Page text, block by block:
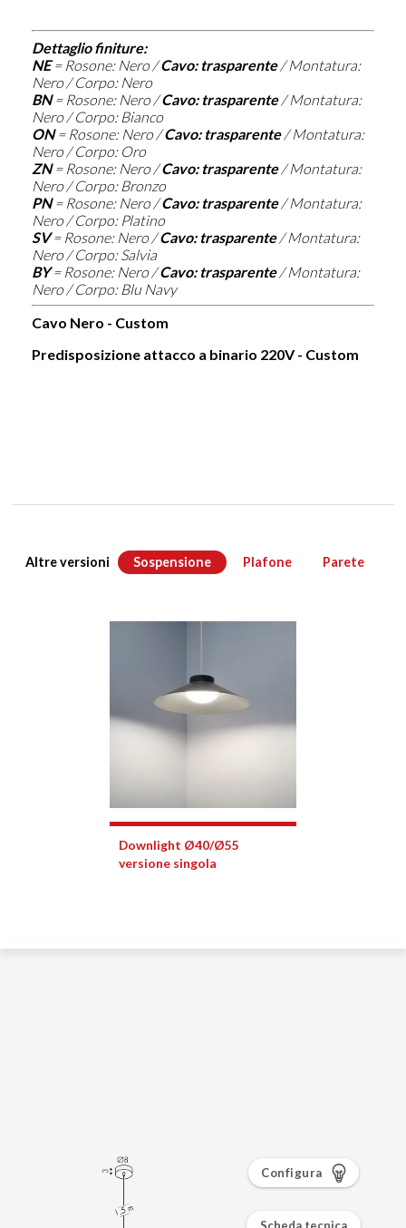
Dettaglio finiture:
NE= Rosone: Nero /Cavo: trasparente/ Montatura:
Nero / Corpo: Nero
BN= Rosone: Nero /Cavo: trasparente/ Montatura:
Nero / Corpo: Bianco
ON= Rosone: Nero /Cavo: trasparente/ Montatura:
Nero / Corpo: Oro
ZN= Rosone: Nero /Cavo: trasparente/ Montatura:
Nero / Corpo: Bronzo
PN= Rosone: Nero /Cavo: trasparente/ Montatura:
Nero / Corpo: Platino
SV= Rosone: Nero /Cavo: trasparente/ Montatura:
Nero / Corpo: Salvia
BY= Rosone: Nero /Cavo: trasparente/ Montatura:
Nero / Corpo: Blu Navy
Cavo Nero - Custom
Predisposizione attacco a binario 220V - Custom
Configura